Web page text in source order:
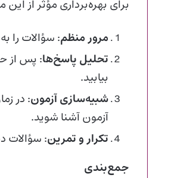
برای بهره‌برداری مؤثر از
مرور منظم: سؤالات را
تحلیل پاسخ‌ها: پس از
بیابید.
شبیه‌سازی آزمون: در
آزمون آشنا شوید.
تکرار و تمرین: سؤالات
جمع‌بندی